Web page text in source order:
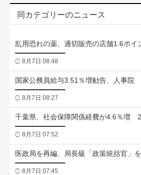
同カテゴリーのニュース
乱用恐れの薬、適切販売の店舗1.6ポイ
8月7日 08:48
国家公務員給与3.51％増勧告、人事院
8月7日 08:27
千葉県、社会保障関係経費が4.6％増
8月7日 07:52
医政局を再編、局長級「政策統括官」
8月7日 07:45